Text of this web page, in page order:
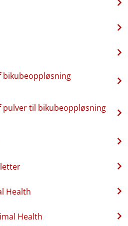
bikubeoppløsning
pulver til bikubeoppløsning
Health
Health